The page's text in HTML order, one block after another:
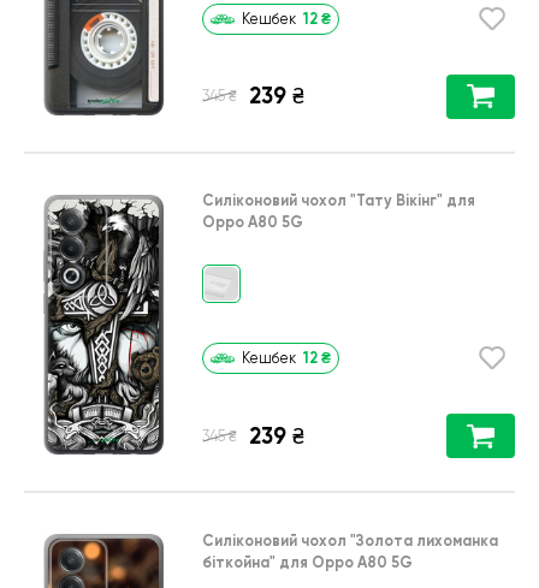
Кешбек 12 ₴
345 ₴ 239 ₴
Силіконовий чохол "Тату Вікінг" для
Oppo A80 5G
Кешбек 12 ₴
345 ₴ 239 ₴
Силіконовий чохол "Золота лихоманка
біткойна" для Oppo A80 5G